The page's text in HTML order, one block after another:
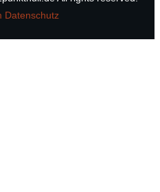
Datenschutz